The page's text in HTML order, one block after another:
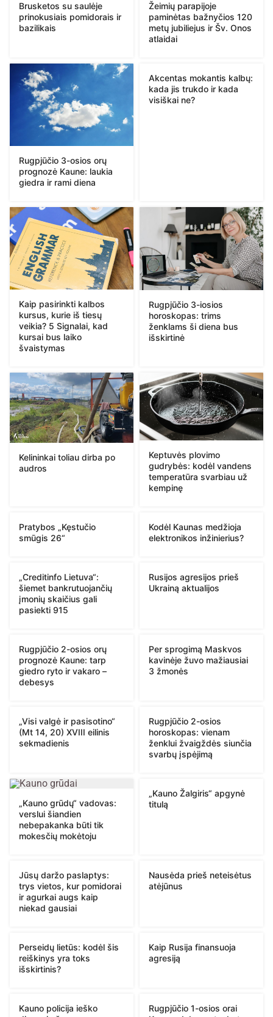
Brusketos su saulėje
prinokusiais pomidorais ir
bazilikais
Žeimių parapijoje
paminėtas bažnyčios 120
metų jubiliejus ir Šv. Onos
atlaidai
Rugpjūčio 3-osios orų
prognozė Kaune: laukia
giedra ir rami diena
Akcentas mokantis kalbų:
kada jis trukdo ir kada
visiškai ne?
Kaip pasirinkti kalbos
kursus, kurie iš tiesų
veikia? 5 Signalai, kad
kursai bus laiko
švaistymas
Rugpjūčio 3-iosios
horoskopas: trims
ženklams ši diena bus
išskirtinė
Kelininkai toliau dirba po
audros
Keptuvės plovimo
gudrybės: kodėl vandens
temperatūra svarbiau už
kempinę
Pratybos „Kęstučio
smūgis 26“
Kodėl Kaunas medžioja
elektronikos inžinierius?
„Creditinfo Lietuva“:
šiemet bankrutuojančių
įmonių skaičius gali
pasiekti 915
Rusijos agresijos prieš
Ukrainą aktualijos
Rugpjūčio 2-osios orų
prognozė Kaune: tarp
giedro ryto ir vakaro –
debesys
Per sprogimą Maskvos
kavinėje žuvo mažiausiai
3 žmonės
„Visi valgė ir pasisotino“
(Mt 14, 20) XVIII eilinis
sekmadienis
Rugpjūčio 2-osios
horoskopas: vienam
ženklui žvaigždės siunčia
svarbų įspėjimą
„Kauno grūdų“ vadovas:
verslui šiandien
nebepakanka būti tik
mokesčių mokėtoju
„Kauno Žalgiris“ apgynė
titulą
Jūsų daržo paslaptys:
trys vietos, kur pomidorai
ir agurkai augs kaip
niekad gausiai
Nausėda prieš neteisėtus
atėjūnus
Perseidų lietūs: kodėl šis
reiškinys yra toks
išskirtinis?
Kaip Rusija finansuoja
agresiją
Kauno policija ieško
Rugpjūčio 1-osios orai